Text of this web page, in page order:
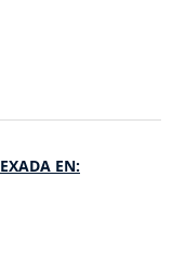
EN: